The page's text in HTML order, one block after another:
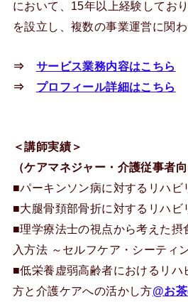
において、15年以上経験してお
を設立し、複数の事業運営に関わ
⇒ サービス業務内容はこちら
⇒ プロフィール詳細はこちら
＜講師実績＞
（ケアマネジャー・介護従事者向
■パーキンソン病に対するリハビ
■大腿骨頚部骨折に対するリハビ
■理学療法士の視点から考えた摂
入方法 ～セルフケア・シーティ
■低栄養虚弱高齢者におけるリハ
方と介護ケアへの活かし方@お